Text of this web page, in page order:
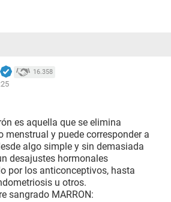
16.358
es aquella que se elimina
menstrual y puede corresponder a
algo simple y sin demasiada
desajustes hormonales
por los anticonceptivos, hasta
u otros.
sangrado MARRON: